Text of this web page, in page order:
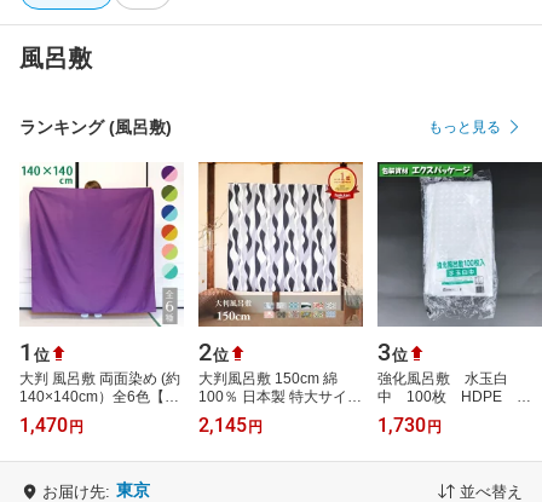
風呂敷
ランキング (風呂敷) もっと見る
1 位
大判 風呂敷 両面染め (約
140×140cm）全6色【メ
ール便限定送料無料】【
furoshiki 140cm ふろし
1,470 円
2位
大判風呂敷 150cm 綿
100％ 日本製 特大サイズ
着物包み お昼寝布団包み
収納 埃除け 災害時の目
2,145 円
3位
強化風呂敷 水玉白
中 100枚 HDPE
0460419 福助工業
1,730 円
お届け先: 東京 並べ替え